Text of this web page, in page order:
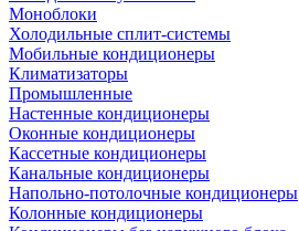
Моноблоки
Холодильные сплит-системы
Мобильные кондиционеры
Климатизаторы
Промышленные
Настенные кондиционеры
Оконные кондиционеры
Кассетные кондиционеры
Канальные кондиционеры
Напольно-потолочные кондиционеры
Колонные кондиционеры